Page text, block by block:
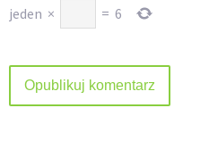
jeden × = 6